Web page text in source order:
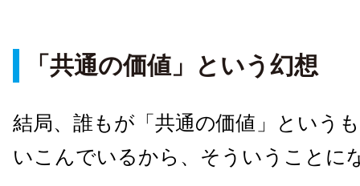
「共通の価値」という幻想
結局、誰もが「共通の価値」という
いこんでいるから、そういうことに